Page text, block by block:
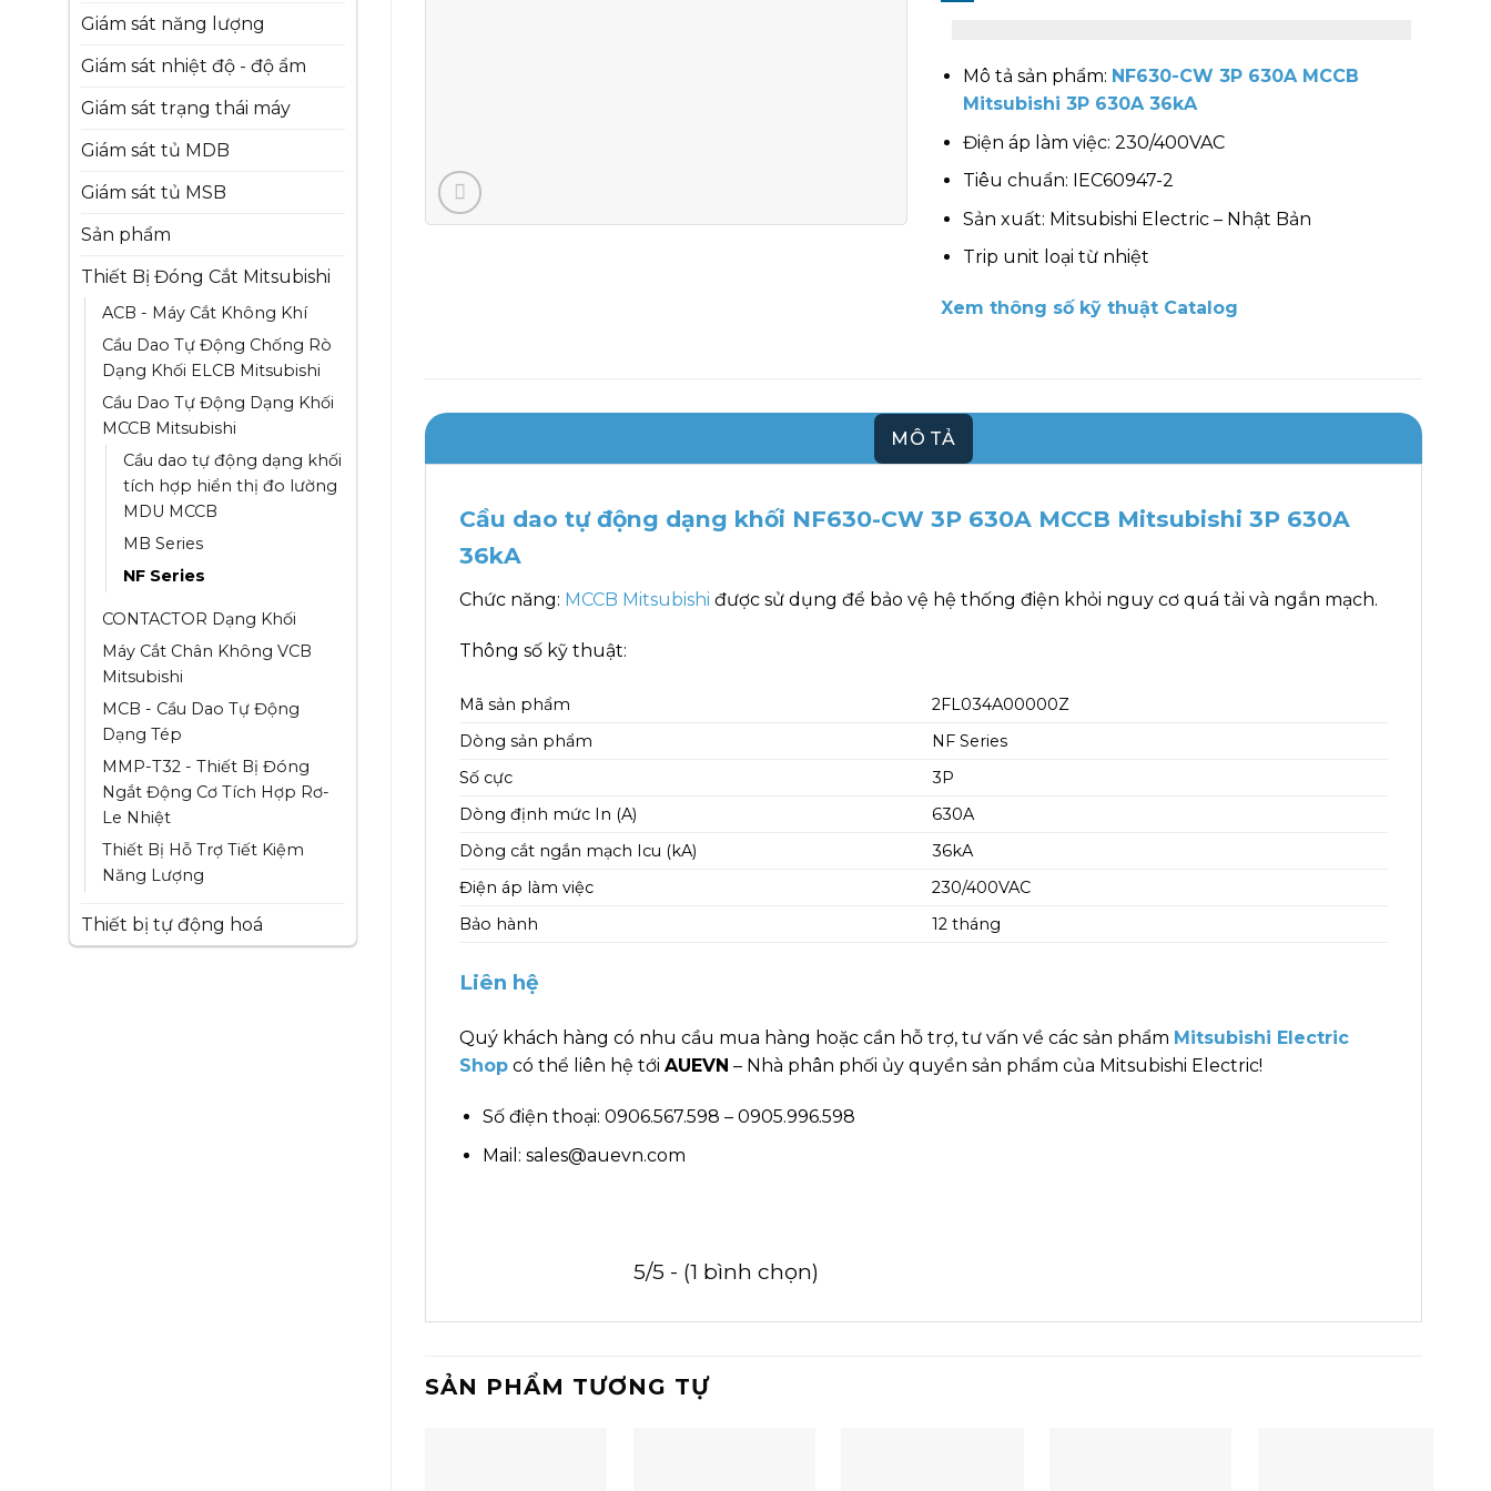
Giám sát năng lượng
Giám sát nhiệt độ - độ ẩm
Giám sát trạng thái máy
Giám sát tủ MDB
Giám sát tủ MSB
Sản phẩm
Thiết Bị Đóng Cắt Mitsubishi
ACB - Máy Cắt Không Khí
Cầu Dao Tự Động Chống Rò
Dạng Khối ELCB Mitsubishi
Cầu Dao Tự Động Dạng Khối
MCCB Mitsubishi
Cầu dao tự động dạng khối
tích hợp hiển thị đo lường
MDU MCCB
MB Series
NF Series
CONTACTOR Dạng Khối
Máy Cắt Chân Không VCB
Mitsubishi
MCB - Cầu Dao Tự Động
Dạng Tép
MMP-T32 - Thiết Bị Đóng
Ngắt Động Cơ Tích Hợp Rơ-
Le Nhiệt
Thiết Bị Hỗ Trợ Tiết Kiệm
Năng Lượng
Thiết bị tự động hoá
Mô tả sản phẩm: NF630-CW 3P 630A MCCB
Mitsubishi 3P 630A 36kA
Điện áp làm việc: 230/400VAC
Tiêu chuẩn: IEC60947-2
Sản xuất: Mitsubishi Electric – Nhật Bản
Trip unit loại từ nhiệt
Xem thông số kỹ thuật Catalog
MÔ TẢ
Cầu dao tự động dạng khối NF630-CW 3P 630A MCCB Mitsubishi 3P 630A
36kA
Chức năng: MCCB Mitsubishi được sử dụng để bảo vệ hệ thống điện khỏi nguy cơ quá tải và ngắn mạch.
Thông số kỹ thuật:
Mã sản phẩm
2FL034A00000Z
Dòng sản phẩm
NF Series
Số cực
3P
Dòng định mức In (A)
630A
Dòng cắt ngắn mạch Icu (kA)
36kA
Điện áp làm việc
230/400VAC
Bảo hành
12 tháng
Liên hệ
Quý khách hàng có nhu cầu mua hàng hoặc cần hỗ trợ, tư vấn về các sản phẩm Mitsubishi Electric
Shop có thể liên hệ tới AUEVN – Nhà phân phối ủy quyền sản phẩm của Mitsubishi Electric!
Số điện thoại: 0906.567.598 – 0905.996.598
Mail: sales@auevn.com
5/5 - (1 bình chọn)
SẢN PHẨM TƯƠNG TỰ